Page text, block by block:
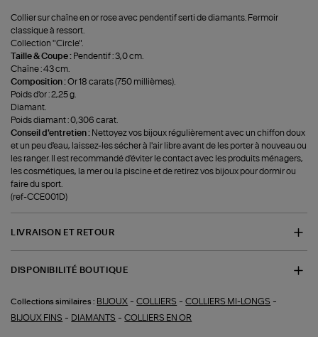
Collier sur chaîne en or rose avec pendentif serti de diamants. Fermoir
classique à ressort.
Collection "Circle".
Taille & Coupe : Pendentif : 3,0 cm.
Chaîne : 43 cm.
Composition :Or 18 carats (750 millièmes).
Poids d'or : 2,25 g.
Diamant.
Poids diamant : 0,306 carat.
Conseil d'entretien : Nettoyez vos bijoux régulièrement avec un chiffon doux
et un peu d'eau, laissez-les sécher à l'air libre avant de les porter à nouveau ou
les ranger. Il est recommandé d'éviter le contact avec les produits ménagers,
les cosmétiques, la mer ou la piscine et de retirez vos bijoux pour dormir ou
faire du sport.
(ref-CCE001D)
LIVRAISON ET RETOUR
DISPONIBILITÉ BOUTIQUE
Collections similaires : BIJOUX -COLLIERS -COLLIERS MI-LONGS -
BIJOUX FINS - DIAMANTS -COLLIERS EN OR